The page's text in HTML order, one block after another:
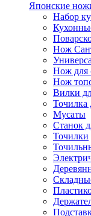
Японские
Набор
Нож
Нож для
Нож
Вилки
Точилка
Мусаты
Станок
Точилки